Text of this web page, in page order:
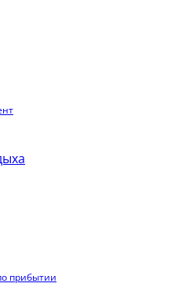
прибытии